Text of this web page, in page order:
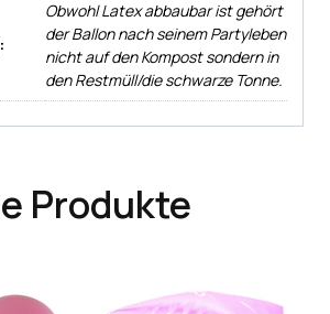
Obwohl Latex abbaubar ist gehört
der Ballon nach seinem Partyleben
nicht auf den Kompost sondern in
den Restmüll/die schwarze Tonne.
Produkte